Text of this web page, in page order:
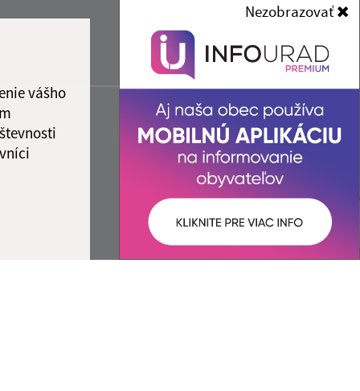
vášho
Nezobrazovať